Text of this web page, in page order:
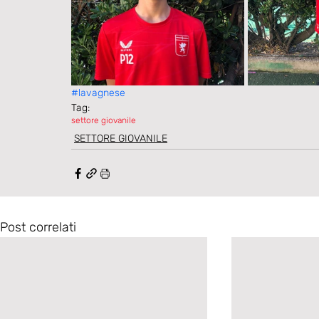
#lavagnese
Tag:
settore giovanile
SETTORE GIOVANILE
Post correlati